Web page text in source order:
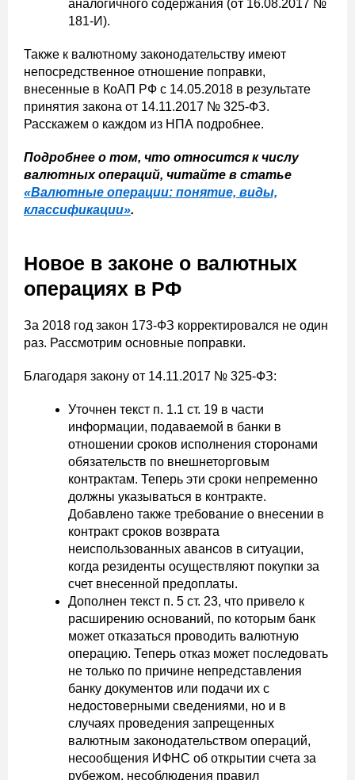
аналогичного содержания (от 16.08.2017 №
181-И).
Также к валютному законодательству имеют
непосредственное отношение поправки,
внесенные в КоАП РФ с 14.05.2018 в результате
принятия закона от 14.11.2017 № 325-ФЗ.
Расскажем о каждом из НПА подробнее.
Подробнее о том, что относится к числу
валютных операций, читайте в статье
«Валютные операции: понятие, виды,
классификации».
Новое в законе о валютных
операциях в РФ
За 2018 год закон 173-ФЗ корректировался не один
раз. Рассмотрим основные поправки.
Благодаря закону от 14.11.2017 № 325-ФЗ:
Уточнен текст п. 1.1 ст. 19 в части
информации, подаваемой в банки в
отношении сроков исполнения сторонами
обязательств по внешнеторговым
контрактам. Теперь эти сроки непременно
должны указываться в контракте.
Добавлено также требование о внесении в
контракт сроков возврата
неиспользованных авансов в ситуации,
когда резиденты осуществляют покупки за
счет внесенной предоплаты.
Дополнен текст п. 5 ст. 23, что привело к
расширению оснований, по которым банк
может отказаться проводить валютную
операцию. Теперь отказ может последовать
не только по причине непредставления
банку документов или подачи их с
недостоверными сведениями, но и в
случаях проведения запрещенных
валютным законодательством операций,
несообщения ИФНС об открытии счета за
рубежом, несоблюдения правил